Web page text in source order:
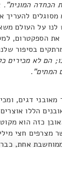
הכחדה המונית".
מסוגלים להעריך
על העולם
את הספקטרום,
בסיפור
הם לא מכירים
המתים".
דגים,
הללו
כזה הוא
מצרפים חצי
אחת,
אבולוציונית.
ולגלות